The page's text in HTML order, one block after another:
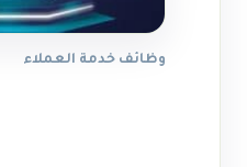
وظائف خدمة العملاء